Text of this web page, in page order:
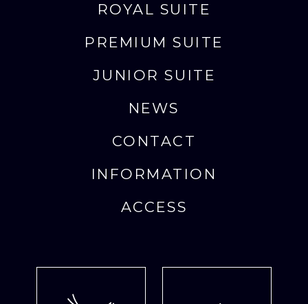
ROYAL SUITE
PREMIUM SUITE
JUNIOR SUITE
NEWS
CONTACT
INFORMATION
ACCESS